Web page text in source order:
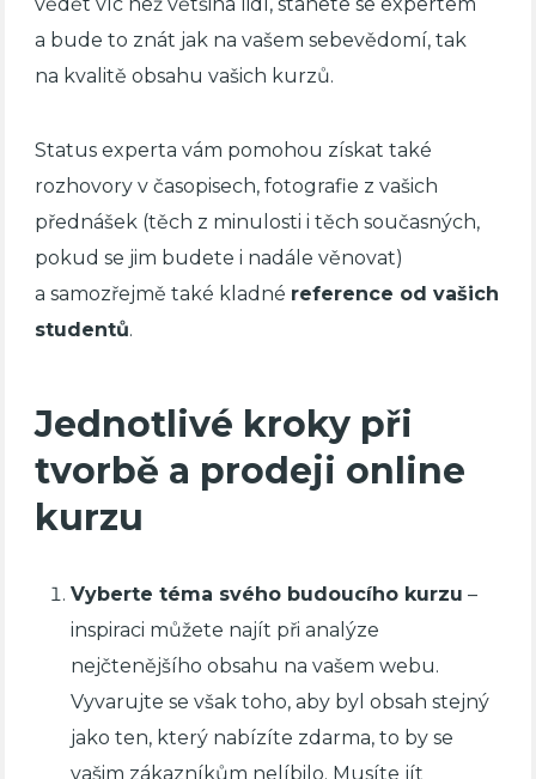
a bude to znát jak na vašem sebevědomí, tak
na kvalitě obsahu vašich kurzů.
Status experta vám pomohou získat také
rozhovory v časopisech, fotografie z vašich
přednášek (těch z minulosti i těch současných,
pokud se jim budete i nadále věnovat)
a samozřejmě také kladné reference od vašich
studentů.
Jednotlivé kroky při
tvorbě a prodeji online
kurzu
Vyberte téma svého budoucího kurzu –
inspiraci můžete najít při analýze
nejčtenějšího obsahu na vašem webu.
Vyvarujte se však toho, aby byl obsah stejný
jako ten, který nabízíte zdarma, to by se
vašim zákazníkům nelíbilo. Musíte jít